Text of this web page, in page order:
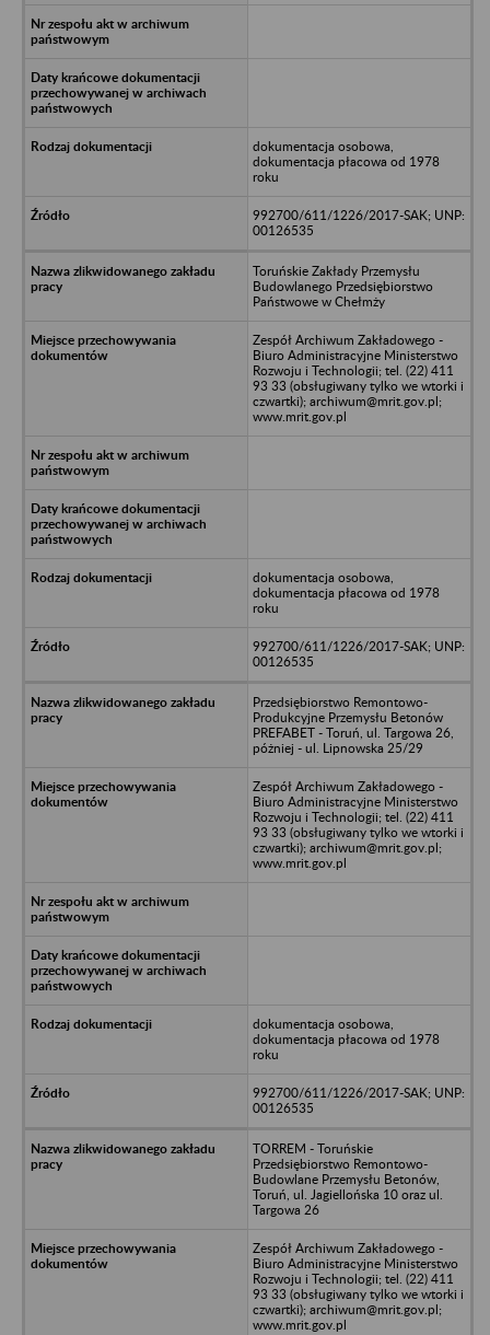
dokumentacja osobowa,
dokumentacja płacowa od 1978
roku
992700/611/1226/2017-SAK; UNP:
00126535
Toruńskie Zakłady Przemysłu
Budowlanego Przedsiębiorstwo
Państwowe w Chełmży
Zespół Archiwum Zakładowego -
Biuro Administracyjne Ministerstwo
Rozwoju i Technologii; tel. (22) 411
93 33 (obsługiwany tylko we wtorki i
czwartki); archiwum@mrit.gov.pl;
www.mrit.gov.pl
dokumentacja osobowa,
dokumentacja płacowa od 1978
roku
992700/611/1226/2017-SAK; UNP:
00126535
Przedsiębiorstwo Remontowo-
Produkcyjne Przemysłu Betonów
PREFABET - Toruń, ul. Targowa 26,
póżniej - ul. Lipnowska 25/29
Zespół Archiwum Zakładowego -
Biuro Administracyjne Ministerstwo
Rozwoju i Technologii; tel. (22) 411
93 33 (obsługiwany tylko we wtorki i
czwartki); archiwum@mrit.gov.pl;
www.mrit.gov.pl
dokumentacja osobowa,
dokumentacja płacowa od 1978
roku
992700/611/1226/2017-SAK; UNP:
00126535
TORREM - Toruńskie
Przedsiębiorstwo Remontowo-
Budowlane Przemysłu Betonów,
Toruń, ul. Jagiellońska 10 oraz ul.
Targowa 26
Zespół Archiwum Zakładowego -
Biuro Administracyjne Ministerstwo
Rozwoju i Technologii; tel. (22) 411
93 33 (obsługiwany tylko we wtorki i
czwartki); archiwum@mrit.gov.pl;
www.mrit.gov.pl